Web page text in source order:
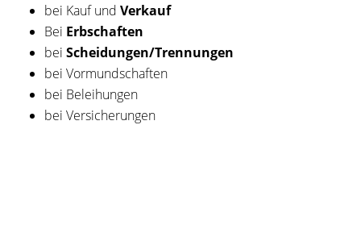
bei Kauf und Verkauf
Bei Erbschaften
bei Scheidungen/Trennungen
bei Vormundschaften
bei Beleihungen
bei Versicherungen